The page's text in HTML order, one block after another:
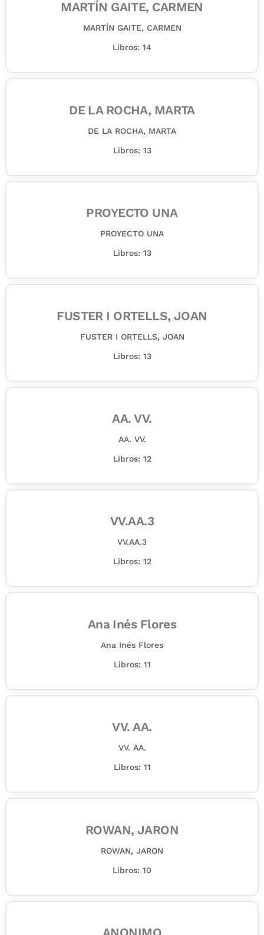
MARTÍN GAITE, CARMEN
MARTÍN GAITE, CARMEN
Libros: 14
DE LA ROCHA, MARTA
DE LA ROCHA, MARTA
Libros: 13
PROYECTO UNA
PROYECTO UNA
Libros: 13
FUSTER I ORTELLS, JOAN
FUSTER I ORTELLS, JOAN
Libros: 13
AA. VV.
AA. VV.
Libros: 12
VV.AA.3
VV.AA.3
Libros: 12
Ana Inés Flores
Ana Inés Flores
Libros: 11
VV. AA.
VV. AA.
Libros: 11
ROWAN, JARON
ROWAN, JARON
Libros: 10